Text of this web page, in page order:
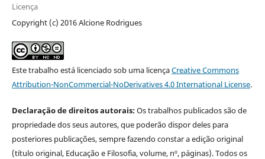
Licença
Copyright (c) 2016 Alcione Rodrigues
Este trabalho está licenciado sob uma licençaCreative Commons
Attribution-NonCommercial-NoDerivatives 4.0 International License.
Declaração de direitos autorais:Os trabalhos publicados são de
propriedade dos seus autores, que poderão dispor deles para
posteriores publicações, sempre fazendo constar a edição original
(título original, Educação e Filosofia, volume, nº, páginas). Todos os